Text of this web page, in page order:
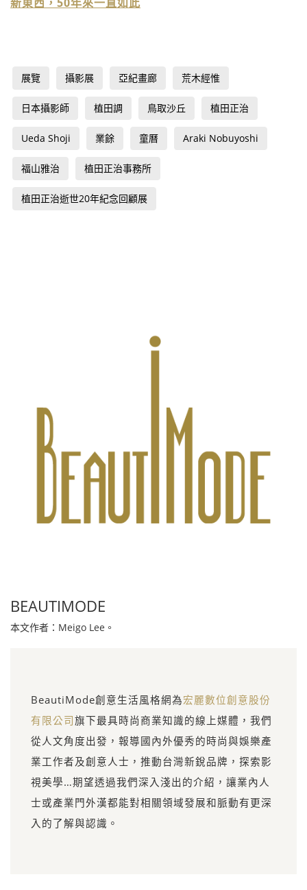
展覽 攝影展 亞紀畫廊 荒木經惟
日本攝影師 植田調 鳥取沙丘 植田正治
Ueda Shoji 業餘 童曆 Araki Nobuyoshi
福山雅治 植田正治事務所
植田正治逝世20年紀念回顧展
BEAUTIMODE
本文作者：Meigo Lee。
BeautiMode創意生活風格網為宏麗數位創意股份
有限公司旗下最具時尚商業知識的線上媒體，我們
從人文角度出發，報導國內外優秀的時尚與娛樂產
業工作者及創意人士，推動台灣新銳品牌，探索影
視美學…期望透過我們深入淺出的介紹，讓業內人
士或產業門外漢都能對相關領域發展和脈動有更深
入的了解與認識。